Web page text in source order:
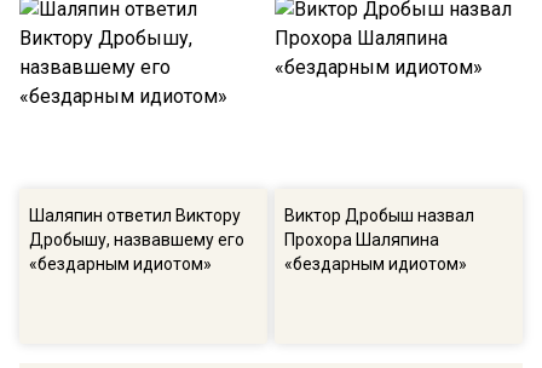
Шаляпин ответил Виктору
Дробышу, назвавшему его
«бездарным идиотом»
Виктор Дробыш назвал
Прохора Шаляпина
«бездарным идиотом»